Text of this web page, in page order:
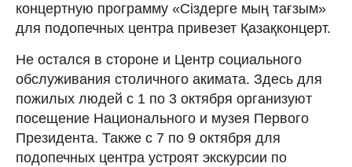
концертную программу «Сіздерге мың тағзым»
для подопечных центра привезет Қазақконцерт.
Не остался в стороне и Центр социального
обслуживания столичного акимата. Здесь для
пожилых людей с 1 по 3 октября организуют
посещение Национального и музея Первого
Президента. Также с 7 по 9 октября для
подопечных центра устроят экскурсии по